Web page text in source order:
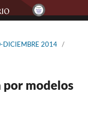
DICIEMBRE 2014 /
modelos